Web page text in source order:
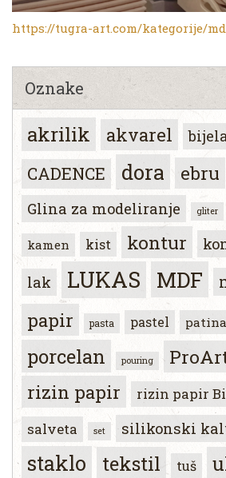
https://tugra-art.com/kategorije/
Oznake
akrilik akvarel
CADENCE
dora ebru
Glina za modeliranje gliter
kamen kist kontur
lak LUKAS MDF
papir pasta pastel patina
porcelan pouring
rizin papir rizin papir
salveta set silikonski
staklo tekstil tuš